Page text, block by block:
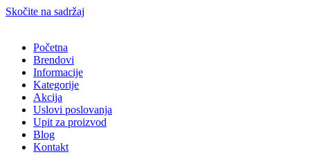
Skočite na sadržaj
Početna
Brendovi
Informacije
Kategorije
Akcija
Uslovi poslovanja
Upit za proizvod
Blog
Kontakt